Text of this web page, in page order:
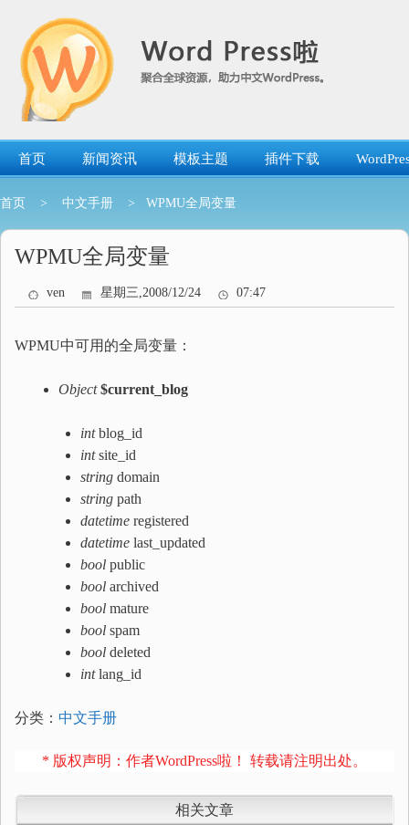
首页 新闻资讯 模板主题 插件下载
首页 > 中文手册 > WPMU全局变量
WPMU全局变量
ven 星期三,2008/12/24 07:47
WPMU中可用的全局变量：
Object $current_blog
intblog_id
intsite_id
string domain
string path
datetime registered
datetime last_updated
bool public
bool archived
bool mature
bool spam
bool deleted
intlang_id
分类： 中文手册
* 版权声明：作者WordPress啦！ 转载请注明出处。
相关文章